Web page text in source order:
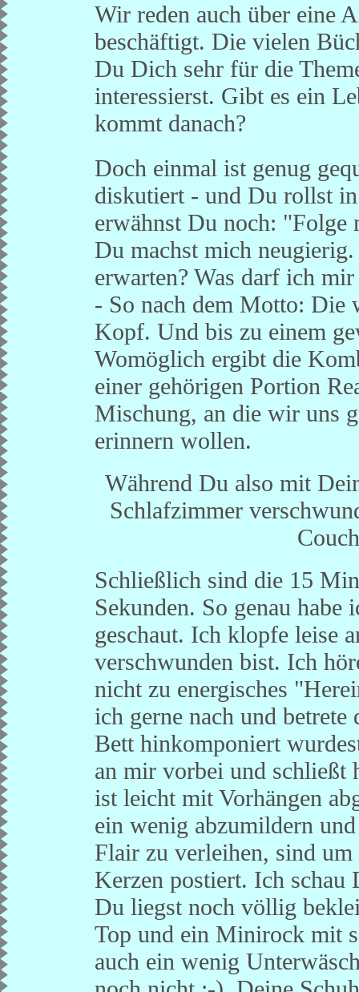
Wir reden auch über eine
beschäftigt. Die vielen
Du Dich sehr für die
interessierst. Gibt es ein
kommt danach?
Doch einmal ist genug
diskutiert - und Du rollst
erwähnst Du noch:
Du machst mich
erwarten? Was darf ich
- So nach dem Motto: Die
Kopf. Und bis zu einem
Womöglich ergibt die
einer gehörigen Portion
Mischung, an die wir uns
erinnern wollen.
Während Du also mit
Schlafzimmer
Schließlich sind die 15
Sekunden. So genau
geschaut. Ich klopfe leise
verschwunden bist. Ich
nicht zu energisches
ich gerne nach und
Bett hinkomponiert
an mir vorbei und schließt
ist leicht mit Vorhängen
ein wenig abzumildern
Flair zu verleihen, sind
Kerzen postiert. Ich
Du liegst noch völlig
Top und ein Minirock mit
auch ein wenig